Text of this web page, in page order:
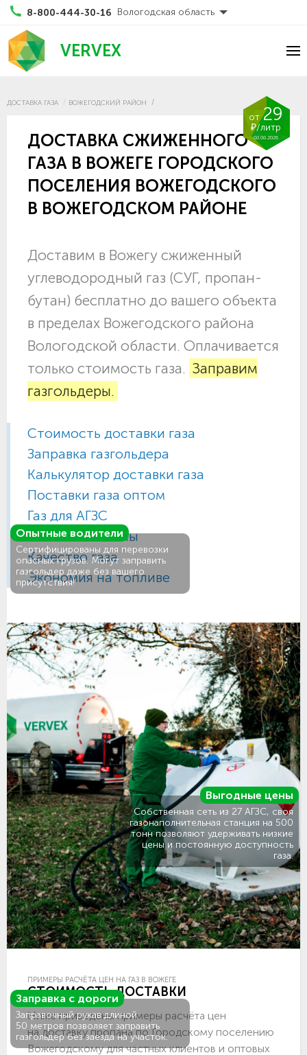
8-800-444-30-16 Вологодская область
VERVEX
ДОСТАВКА ГАЗА ВОЖЕГОДСКИЙ РАЙОН
от29
₽/литр
08.08.2026
ДОСТАВКА СЖИЖЕННОГО
ГАЗА В ВОЖЕГЕ ГОРОДСКОГО
ПОСЕЛЕНИЯ ВОЖЕГОДСКОГО
В ВОЖЕГОДСКОМ РАЙОНЕ
Доставим в Вожегу сжиженный
углеводородный газ (СУГ, пропан-
бутан) бесплатно до вашего объекта
в пределах Вожегодского района
Вологодской области. Оплачивается
только стоимость газа. Заправим
газгольдеры.
Стоимость доставки газа
Заправка газгольдера
Калькулятор доставки газа
Поставки газа оптом
Газ для АГЗС
Газовые баллоны
Качество газа
Экономия на топливе
Опытные водители
Сертифицированы для перевозки
опасных грузов. Могут заправить
газгольдер даже без вашего
присутствия!
Заправка с дороги
Заправочный рукав длиной
50 метров позволяет заправить
газгольдер без заезда на участок.
Выгодные цены
Собственная сеть из 27 АГЗС, своя
газонаполнительная станция на 500
тонн позволяют удерживать низкие
цены и постоянную доступность
газа.
ПРИМЕРЫ РАСЧЁТА ЦЕН НА ГАЗ В ВОЖЕГЕ
СТОИМОСТЬ ДОСТАВКИ
Ниже приведены примеры расчёта цен
на доставку пропана по Городскому поселению
Вожегодскому для частных клиентов и оптовых